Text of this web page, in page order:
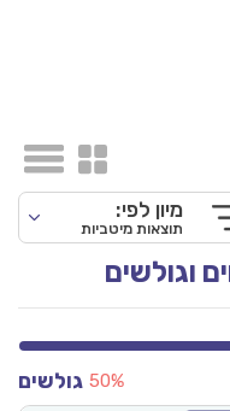
מיון לפי:
תוצאות מיטביות
וגולשים
גולשים 50%